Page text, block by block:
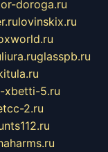
doroga.ru
lovinskix.ru
liura.ruglasspb.ru
xbetti-5.ru
2.ru